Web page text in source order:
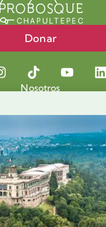
Donar
Nosotros
Nuestra Causa
con Causa
Blog
Chapultepec
Aliados